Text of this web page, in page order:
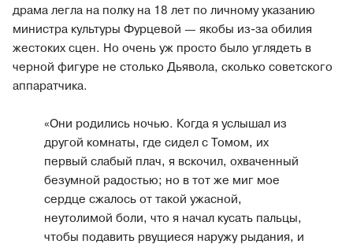
драма легла на полку на 18 лет по личному указанию
министра культуры Фурцевой — якобы из-за обилия
жестоких сцен. Но очень уж просто было углядеть в
черной фигуре не столько Дьявола, сколько советского
аппаратчика.
«Они родились ночью. Когда я услышал из
другой комнаты, где сидел с Томом, их
первый слабый плач, я вскочил, охваченный
безумной радостью; но в тот же миг мое
сердце сжалось от такой ужасной,
неутолимой боли, что я начал кусать пальцы,
чтобы подавить рвущиеся наружу рыдания, и